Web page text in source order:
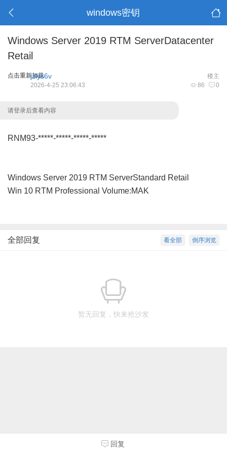
windows密钥
Windows Server 2019 RTM ServerDatacenter
Retail
点击重新加载 楼主
jzlys6v
86 0
2026-4-25 23:06:43
请登录后查看内容
RNM93-*****-*****-*****-*****
Windows Server 2019 RTM ServerStandard Retail
Win 10 RTM Professional Volume:MAK
倒序浏览
看全部
全部回复
暂无回复，快来抢沙发
回复